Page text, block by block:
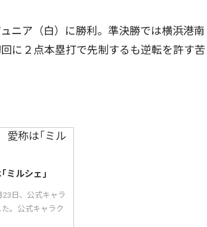
ニア（白）に勝利。準決勝では横浜港南
に２点本塁打で先制するも逆転を許す苦
ミルシェ｣
日、公式キャラ
。公式キャラク